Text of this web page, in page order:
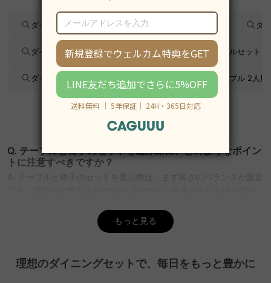
ダイニングセット ダイニングソファーセット ダ
ダイニングテーブルセット 2人 ガーデンテーブルセット
ダイニングテーブルセット 4人 ダイニングテーブル 2人用
よくあるご質問（Q&A）
Q. テーブルと椅子のセットを選ぶ際に、どのようなポイン
トに注意すべきですか？
A. テーブルと椅子のセットを選ぶ際は、まず高さのバランスが重要
ルサイズを選ぶことが大切です。CAGUUUでは、無料インテリア提
案「MyCoordi」を利用して、最適なセットを選ぶお手伝いをして
Q. テーブルと椅子の素材やデザインはどのように選べば良
もっと見る
理想のダイニングセットで、毎日をもっと豊かに